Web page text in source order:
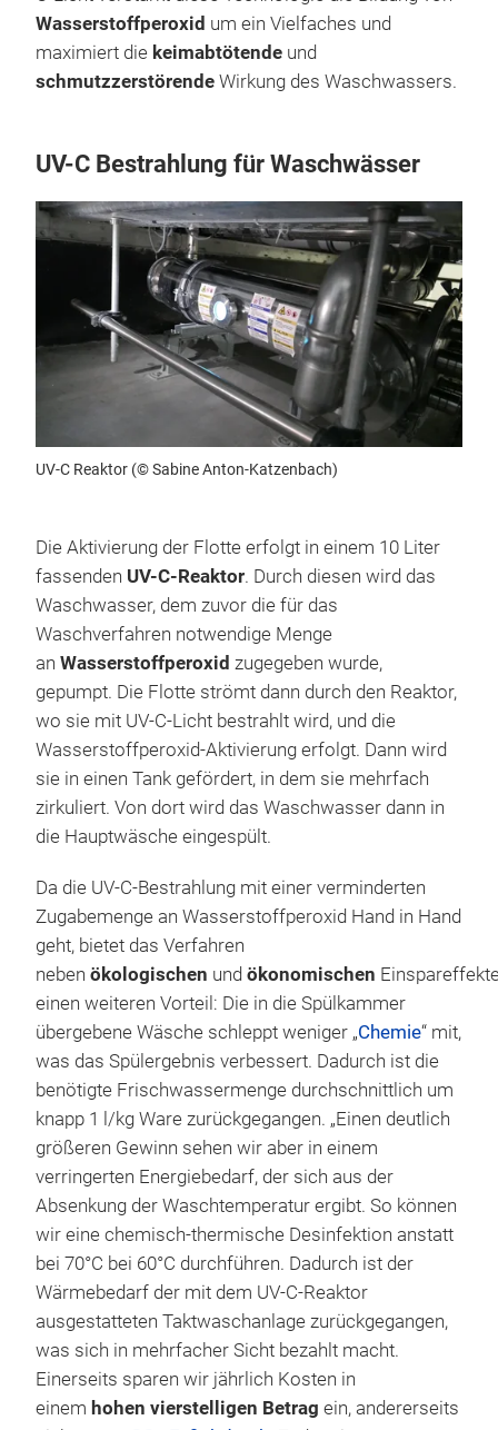
Wasserstoffperoxid um ein Vielfaches und
maximiert die keimabtötende und
schmutzzerstörende Wirkung des Waschwassers.
UV-C Bestrahlung für Waschwässer
UV-C Reaktor (© Sabine Anton-Katzenbach)
Die Aktivierung der Flotte erfolgt in einem 10 Liter
fassenden UV-C-Reaktor. Durch diesen wird das
Waschwasser, dem zuvor die für das
Waschverfahren notwendige Menge
an Wasserstoffperoxid zugegeben wurde,
gepumpt. Die Flotte strömt dann durch den Reaktor,
wo sie mit UV-C-Licht bestrahlt wird, und die
Wasserstoffperoxid-Aktivierung erfolgt. Dann wird
sie in einen Tank gefördert, in dem sie mehrfach
zirkuliert. Von dort wird das Waschwasser dann in
die Hauptwäsche eingespült.
Da die UV-C-Bestrahlung mit einer verminderten
Zugabemenge an Wasserstoffperoxid Hand in Hand
geht, bietet das Verfahren
neben ökologischen und ökonomischen
einen weiteren Vorteil: Die in die Spülkammer
übergebene Wäsche schleppt weniger „Chemie“ mit,
was das Spülergebnis verbessert. Dadurch ist die
benötigte Frischwassermenge durchschnittlich um
knapp 1 l/kg Ware zurückgegangen. „Einen deutlich
größeren Gewinn sehen wir aber in einem
verringerten Energiebedarf, der sich aus der
Absenkung der Waschtemperatur ergibt. So können
wir eine chemisch-thermische Desinfektion anstatt
bei 70°C bei 60°C durchführen. Dadurch ist der
Wärmebedarf der mit dem UV-C-Reaktor
ausgestatteten Taktwaschanlage zurückgegangen,
was sich in mehrfacher Sicht bezahlt macht.
Einerseits sparen wir jährlich Kosten in
einem hohen vierstelligen Betrag ein, andererseits